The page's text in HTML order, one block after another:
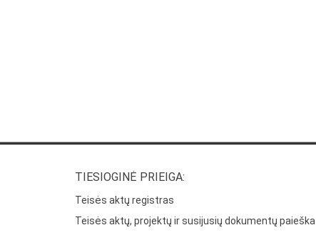
TIESIOGINĖ PRIEIGA:
Teisės aktų registras
Teisės aktų, projektų ir susijusių dokumentų paieška